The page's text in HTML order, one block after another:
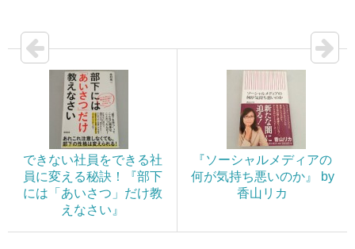
できない社員をできる社
員に変える秘訣！『部下
には「あいさつ」だけ教
えなさい』
『ソーシャルメディアの
何が気持ち悪いのか』 by
香山リカ